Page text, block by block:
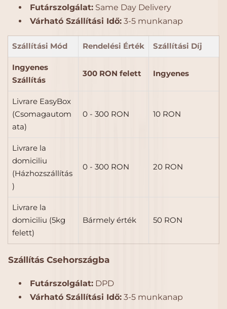
Futárszolgálat:Same Day Delivery
Várható Szállítási Idő:3-5 munkanap
Szállítási Mód Rendelési Érték Szállítási Díj
Ingyenes
Szállítás
300 RON felett Ingyenes
Livrare EasyBox
(Csomagautom
ata)
0 - 300 RON 10 RON
Livrare la
domiciliu
(Házhozszállítás
)
0 - 300 RON 20 RON
Livrare la
domiciliu (5kg
felett)
Bármely érték 50 RON
Szállítás Csehországba
Futárszolgálat:DPD
Várható Szállítási Idő:3-5 munkanap